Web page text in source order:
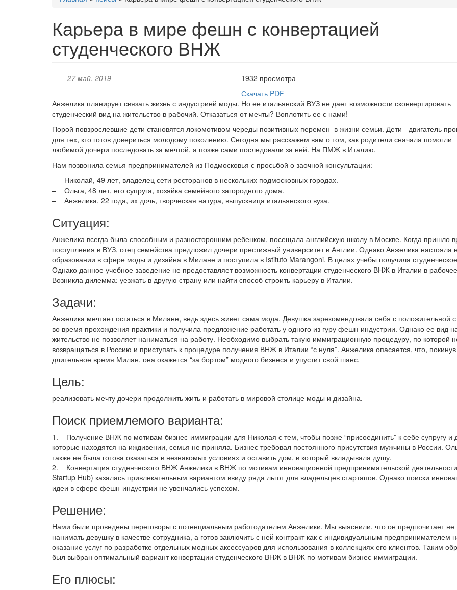
здесь
Карьера в мире фешн с конвертацией
студенческого ВНЖ
27 май. 2019 1932 просмотра
Скачать PDF
Анжелика планирует связать жизнь с индустрией моды. Но ее итальянский ВУЗ не дает возможности сконвертировать
студенческий вид на жительство в рабочий. Отказаться от мечты? Воплотить ее с нами!
Порой повзрослевшие дети становятся локомотивом череды позитивных перемен в жизни семьи. Дети - двигатель
для тех, кто готов довериться молодому поколению. Сегодня мы расскажем вам о том, как родители сначала помогли
любимой дочери последовать за мечтой, а позже сами последовали за ней. На ПМЖ в Италию.
Нам позвонила семья предпринимателей из Подмосковья с просьбой о заочной консультации:
– Николай, 49 лет, владелец сети ресторанов в нескольких подмосковных городах.
– Ольга, 48 лет, его супруга, хозяйка семейного загородного дома.
– Анжелика, 22 года, их дочь, творческая натура, выпускница итальянского вуза.
Ситуация:
Анжелика всегда была способным и разносторонним ребенком, посещала английскую школу в Москве. Когда пришло
поступления в ВУЗ, отец семейства предложил дочери престижный университет в Англии. Однако Анжелика настояла
образовании в сфере моды и дизайна в Милане и поступила в Istituto Marangoni. В целях учебы получила
Однако данное учебное заведение не предоставляет возможность конвертации студенческого ВНЖ в Италии в
Возникла дилемма: уезжать в другую страну или найти способ строить карьеру в Италии.
Задачи:
Анжелика мечтает остаться в Милане, ведь здесь живет сама мода. Девушка зарекомендовала себя с положительной
во время прохождения практики и получила предложение работать у одного из гуру фешн-индустрии. Однако ее вид
жительство не позволяет наниматься на работу. Необходимо выбрать такую иммиграционную процедуру, по которой
возвращаться в Россию и приступать к процедуре получения ВНЖ в Италии “с нуля”. Анжелика опасается, что,
длительное время Милан, она окажется “за бортом” модного бизнеса и упустит свой шанс.
Цель:
реализовать мечту дочери продолжить жить и работать в мировой столице моды и дизайна.
Поиск приемлемого варианта:
1. Получение ВНЖ по мотивам бизнес-иммиграции для Николая с тем, чтобы позже “присоединить” к себе супругу и
которые находятся на иждивении, семья не приняла. Бизнес требовал постоянного присутствия мужчины в России.
также не была готова оказаться в незнакомых условиях и оставить дом, в который вкладывала душу.
2. Конвертация студенческого ВНЖ Анжелики в ВНЖ по мотивам инновационной предпринимательской
Startup Hub) казалась привлекательным вариантом ввиду ряда льгот для владельцев стартапов. Однако поиски
идеи в сфере фешн-индустрии не увенчались успехом.
Решение:
Нами были проведены переговоры с потенциальным работодателем Анжелики. Мы выяснили, что он предпочитает не
нанимать девушку в качестве сотрудника, а готов заключить с ней контракт как с индивидуальным предпринимателем
оказание услуг по разработке отдельных модных аксессуаров для использования в коллекциях его клиентов. Таким
был выбран оптимальный вариант конвертации студенческого ВНЖ в ВНЖ по мотивам бизнес-иммиграции.
Его плюсы: